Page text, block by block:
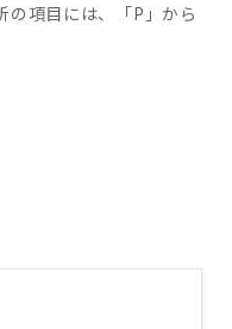
の項目には、「P」から